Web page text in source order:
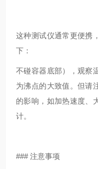
这种测试仪通常更便携
下：
不碰容器底部），观察
为沸点的大致值。但请
的影响，如加热速度、
计。
### 注意事项